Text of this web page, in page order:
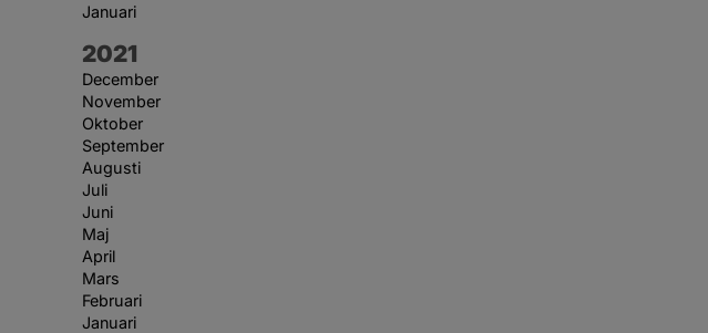
Januari
År:
2021
December
November
Oktober
September
Augusti
Juli
Juni
Maj
April
Mars
Februari
Januari